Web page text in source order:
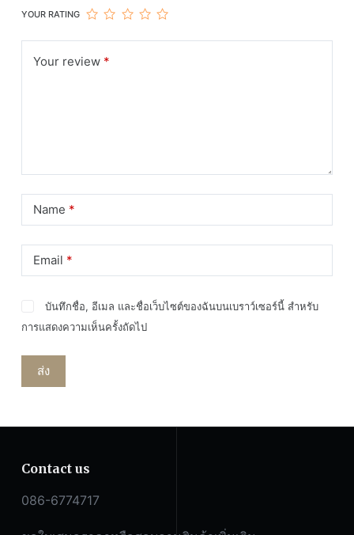
YOUR RATING
Your review*
Name *
Email *
บันทึกชื่อ, อีเมล และชื่อเว็บไซต์ของฉันบนเบราว์เซอร์นี้ สำหรับ
การแสดงความเห็นครั้งถัดไป
ส่ง
Contact us
086-6774717